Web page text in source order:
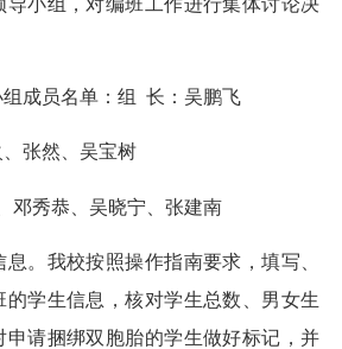
成员名单：组 长：吴鹏飞
张然、吴宝树
秀恭、吴晓宁、张建南
我校按照操作指南要求，填写、
的学生信息，核对学生总数、男女生
申请捆绑双胞胎的学生做好标记，并